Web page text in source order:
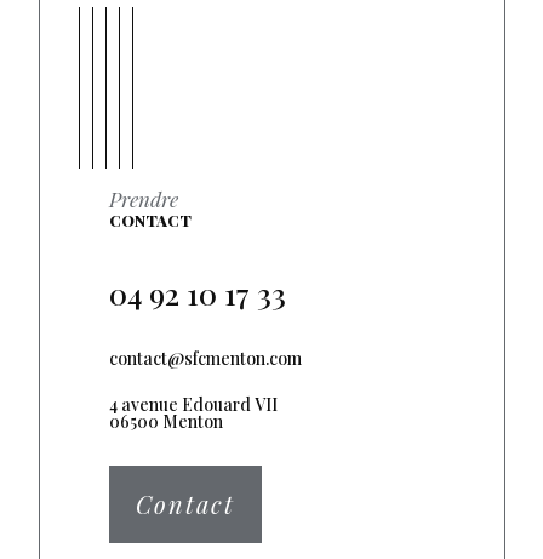
Prendre
CONTACT
04 92 10 17 33
contact@sfcmenton.com
4 avenue Edouard VII
06500 Menton
Contact